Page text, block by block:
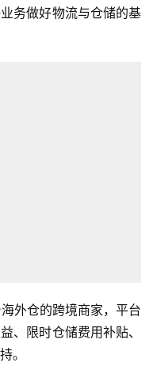
务做好物流与仓储的基
外仓的跨境商家，平台
、限时仓储费用补贴、
。